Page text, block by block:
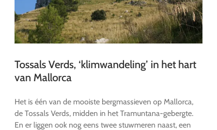
Tossals Verds, ‘klimwandeling’ in het hart
van Mallorca
Het is één van de mooiste bergmassieven op Mallorca,
de Tossals Verds, midden in het Tramuntana-gebergte.
En er liggen ook nog eens twee stuwmeren naast, een